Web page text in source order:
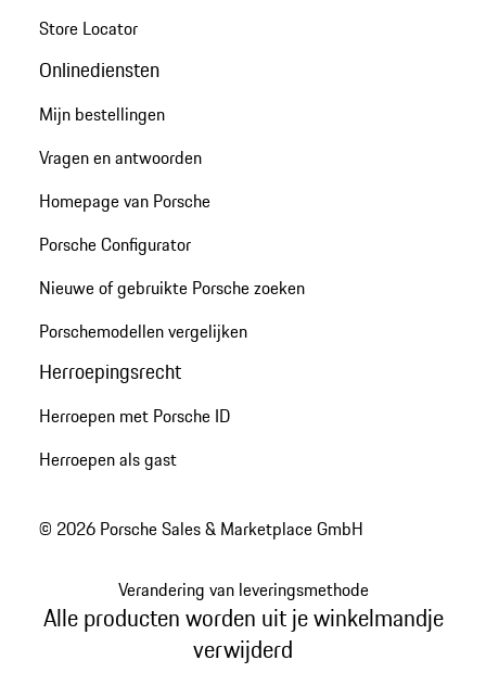
Store Locator
Onlinediensten
Mijn bestellingen
Vragen en antwoorden
Homepage van Porsche
Porsche Configurator
Nieuwe of gebruikte Porsche zoeken
Porschemodellen vergelijken
Herroepingsrecht
Herroepen met Porsche ID
Herroepen als gast
© 2026 Porsche Sales & Marketplace GmbH
Verandering van leveringsmethode
Alle producten worden uit je winkelmandje
verwijderd